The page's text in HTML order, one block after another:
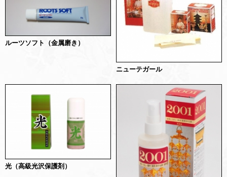
ルーツソフト（金属磨き）
ニューテガール
光（高級光沢保護剤）